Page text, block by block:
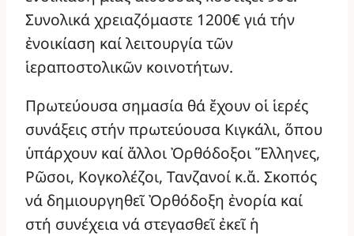
Συνολικά χρειαζόμαστε 1200€ γιά τήν
ἐνοικίαση καί λειτουργία τῶν
ἱεραποστολικῶν κοινοτήτων.
Πρωτεύουσα σημασία θά ἔχουν οἱ ἱερές
συνάξεις στήν πρωτεύουσα Κιγκάλι, ὅπου
ὑπάρχουν καί ἄλλοι Ὀρθόδοξοι Ἕλληνες,
Ρῶσοι, Κογκολέζοι, Τανζανοί κ.ἄ. Σκοπός
νά δημιουργηθεῖ Ὀρθόδοξη ἐνορία καί
στή συνέχεια νά στεγασθεῖ ἐκεῖ ἡ